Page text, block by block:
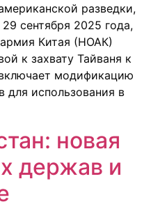
разведки,
сентября 2025 года,
Китая (НОАК)
к захвату Тайваня к
модификацию
для использования в
новая
держав и